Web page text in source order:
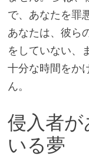
で、あなたを罪
あなたは、彼ら
をしていない、
十分な時間をか
ん。
侵入者
いる夢